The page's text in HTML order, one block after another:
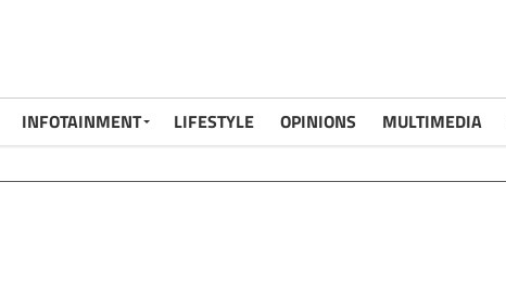
INFOTAINMENT LIFESTYLE OPINIONS MULTIMEDIA